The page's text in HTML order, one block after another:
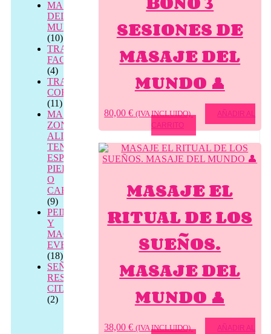
SESIONES DE
MASAJE DEL
MUNDO 👤
80,00€ (IVA INCLUIDO)
AÑADIR AL
CARRITO
MASAJE EL
RITUAL DE LOS
SUEÑOS.
MASAJE DEL
MUNDO 👤
38,00€ (IVA INCLUIDO)
AÑADIR AL
MASAJES
DEL
MUNDO
(10)
TRATAMIENTOS
FACIALES
(4)
TRATAMIENTOS
CORPORALES
(11)
MASAJE
ZONAL
ALIVIO
TENSIÓN
ESPALDA,
PIERNAS
O
CABEZA
(9)
PEINADO
Y
MAQUILLAJE
EVENTOS
(18)
SEÑAL
RESERVA
CITA
(2)